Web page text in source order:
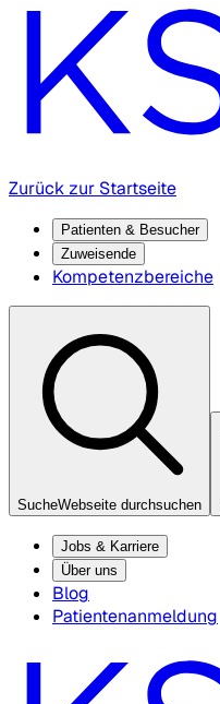
Zurück zur Startseite
Patienten & Besucher
Zuweisende
Kompetenzbereiche
SucheWebseite durchsuchen
Jobs & Karriere
Über uns
Blog
Patientenanmeldung